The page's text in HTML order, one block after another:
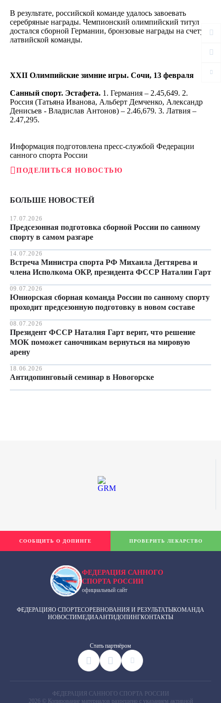
В результате, российской команде удалось завоевать
серебряные награды. Чемпионский олимпийский титул
достался сборной Германии, бронзовые награды на счету
латвийской команды.
XXII Олимпийские зимние игры. Сочи, 13 февраля
Санный спорт. Эстафета. 1. Германия – 2.45,649. 2.
Россия (Татьяна Иванова, Альберт Демченко, Александр
Денисьев - Владислав Антонов) – 2.46,679. 3. Латвия –
2.47,295.
Информация подготовлена пресс-службой Федерации
санного спорта России
ПОДЕЛИТЬСЯ НОВОСТЬЮ
БОЛЬШЕ НОВОСТЕЙ
17.07.2026
Предсезонная подготовка сборной России по санному
спорту в самом разгаре
14.07.2026
Встреча Министра спорта РФ Михаила Дегтярева и
члена Исполкома ОКР, президента ФССР Наталии Гарт
09.07.2026
Юниорская сборная команда России по санному спорту
проходит предсезонную подготовку в новом составе
08.07.2026
Президент ФССР Наталия Гарт верит, что решение
МОК поможет саночникам вернуться на мировую
арену
18.06.2026
Антидопинговый семинар в Новогорске
ФЕДЕРАЦИЯ САННОГО
СПОРТА РОССИИ
официальный сайт
ФЕДЕРАЦИЯО СПОРТЕСОРЕВНОВАНИЯ И РЕЗУЛЬТАТЫКОМАНДА
НОВОСТИМЕДИААНТИДОПИНГКОНТАКТЫ
Cтать партнёром
СООБЩИТЬ О ДОПИНГЕ ПРОВЕРИТЬ ЛЕКАРСТВО
ФЕДЕРАЦИЯ САННОГО СПОРТА РОССИИ
2026 © Копирование материалов разрешено с указанием активной